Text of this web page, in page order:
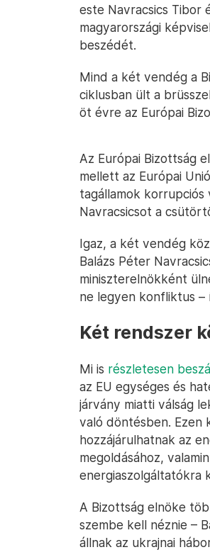
este Navracsics Tibor
magyarországi
beszédét.
Mind a két vendég a
ciklusban ült a
öt évre az Európai
Az Európai Bizottság
mellett az Európai
tagállamok korrupciós
Navracsicsot a
Igaz, a két vendég
Balázs Péter
miniszterelnökként
ne legyen konfliktus –
Két rendszer
Mi is részletesen
az EU egységes és
járvány miatti válság
való döntésben.
hozzájárulhatnak az
megoldásához,
energiaszolgáltatókra
A Bizottság elnöke
szembe kell néznie –
állnak az ukrajnai